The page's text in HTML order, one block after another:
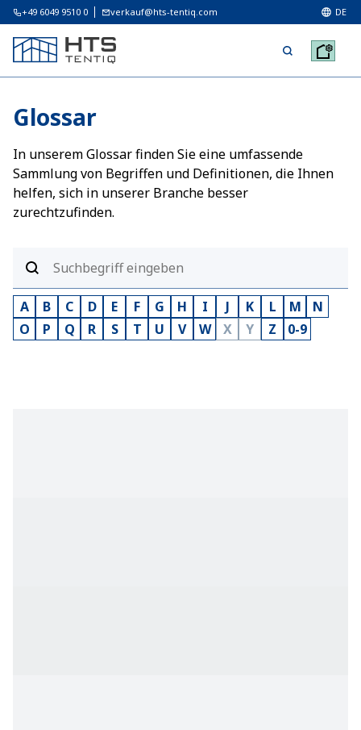
+49 6049 9510 0 verkauf@hts-tentiq.com DE
Glossar
In unserem Glossar finden Sie eine umfassende
Sammlung von Begriffen und Definitionen, die Ihnen
helfen, sich in unserer Branche besser
zurechtzufinden.
A B C D E F G H I J K L M
N
O
P Q R S T U V W X Y Z 0-9